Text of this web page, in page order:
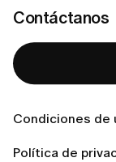
Contáctanos
Condiciones de
Política de
Consejo 1:
Consejo 3:
Conclusión: